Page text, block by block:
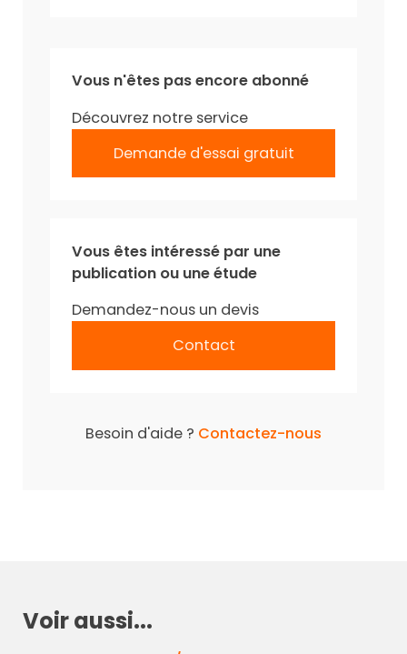
Vous n'êtes pas encore abonné
Découvrez notre service
Demande d'essai gratuit
Vous êtes intéressé par une
publication ou une étude
Demandez-nous un devis
Contact
Besoin d'aide ? Contactez-nous
Voir aussi...